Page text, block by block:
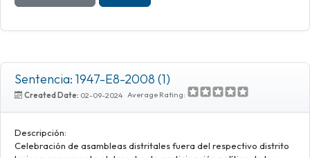
Sentencia: 1947-E8-2008 (1)
Created Date: 02-09-2024 Average Rating:
Descripción:
Celebración de asambleas distritales fuera del respectivo distrito